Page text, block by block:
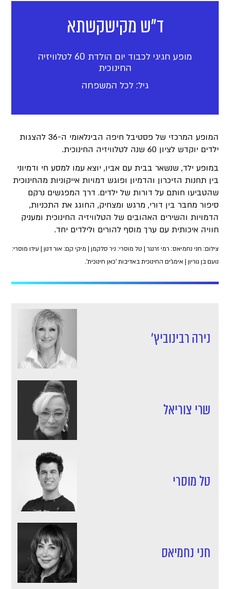
ד"ש מקישקשתא
מופע חגיגי לכבוד יום הולדת 60 לטלוויזיה
החינוכית
גיל: לכל המשפחה
המופע המרכזי של פסטיבל חיפה הבינלאומי ה-36 להצגות
ילדים יוקדש לציון 60 שנה לטלוויזיה החינוכית.
במופע ילד, שנשאר בבית עם אביו, יוצא עמו למסע חי ודמיוני
בין תחנות הזיכרון והדמיון ופוגש דמויות אייקוניות מהחינוכית
שהטביעו חותם על דורות של ילדים. דרך המפגשים נרקם
סיפור מחבר בין דורי, מרגש ומצחיק, החוגג את התכניות,
הדמויות והשירים האהובים של הטלוויזיה החינוכית ומעניק
חוויה איכותית עם ערך מוסף להורים ולילדים יחד.
צילום: חני נחמיאס: רמי זרנגר | טל מוסרי: ניר סלקמן | מיקי קם: אור דנון | עידו מוסרי:
נועם בן גוריון | אימג'ים החינוכית באדיבות 'כאן חינוכית'.
נירה רבינוביץ'
שרי צוריאל
טל מוסרי
חני נחמיאס